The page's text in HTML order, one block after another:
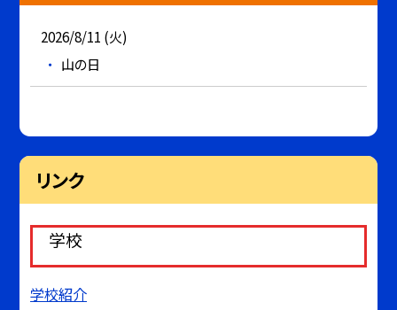
2026/8/11 (火)
山の日
リンク
学校
学校紹介